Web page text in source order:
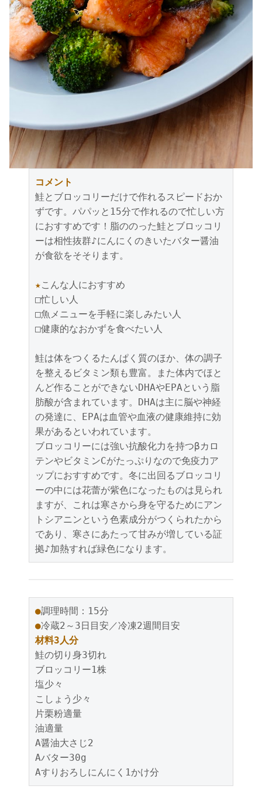
コメント
鮭とブロッコリーだけで作れるスピードおか
ずです。パパッと15分で作れるので忙しい方
におすすめです！脂ののった鮭とブロッコリ
ーは相性抜群♪にんにくのきいたバター醤油
が食欲をそそります。
★こんな人におすすめ
□忙しい人
□魚メニューを手軽に楽しみたい人
□健康的なおかずを食べたい人
鮭は体をつくるたんぱく質のほか、体の調子
を整えるビタミン類も豊富。また体内でほと
んど作ることができないDHAやEPAという脂
肪酸が含まれています。DHAは主に脳や神経
の発達に、EPAは血管や血液の健康維持に効
果があるといわれています。
ブロッコリーには強い抗酸化力を持つβカロ
テンやビタミンCがたっぷりなので免疫力ア
ップにおすすめです。冬に出回るブロッコリ
ーの中には花蕾が紫色になったものは見られ
ますが、これは寒さから身を守るためにアン
トシアニンという色素成分がつくられたから
であり、寒さにあたって甘みが増している証
拠♪加熱すれば緑色になります。
●
●
材料3人分
鮭の切り身3切れ
ブロッコリー1株
塩少々
こしょう少々
片栗粉適量
油適量
A醤油大さじ2
Aバター30g
Aすりおろしにんにく1かけ分